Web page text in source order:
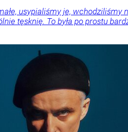
usypialiśmy je,
tęsknię. To była po prostu